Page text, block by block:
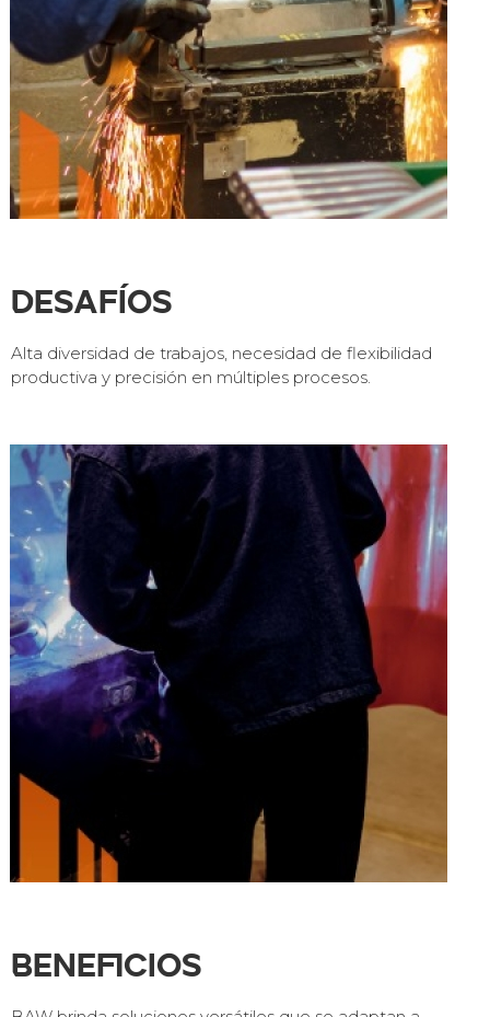
Desafíos
Alta diversidad de trabajos, necesidad de flexibilidad
productiva y precisión en múltiples procesos.
Beneficios